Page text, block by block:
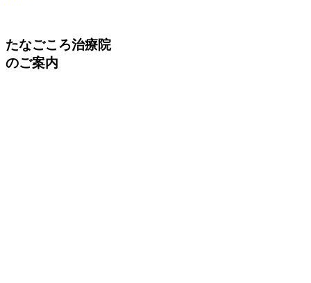
たなごころ治療院
のご案内